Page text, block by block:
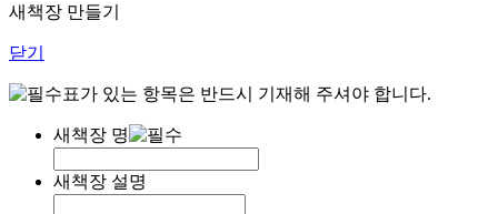
새책장 만들기
닫기
표가 있는 항목은 반드시 기재해 주셔야 합니다.
새책장 명
새책장 설명